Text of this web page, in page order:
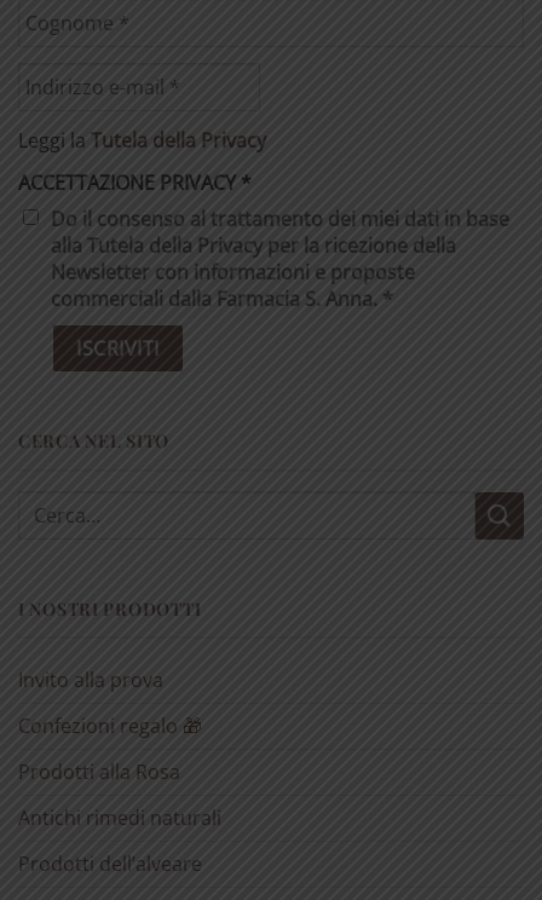
Leggi la Tutela della Privacy
ACCETTAZIONE PRIVACY*
Do il consenso al trattamento dei miei dati in base
alla Tutela della Privacy per la ricezione della
Newsletter con informazioni e proposte
commerciali dalla Farmacia S. Anna. *
CERCA NEL SITO
Cerca:
I NOSTRI PRODOTTI
Invito alla prova
Confezioni regalo 🎁
Prodotti alla Rosa
Antichi rimedi naturali
Prodotti dell’alveare